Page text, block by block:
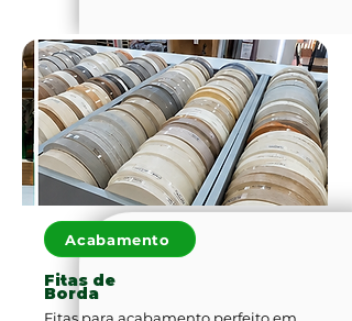
Acabamento
Fitas de
Borda